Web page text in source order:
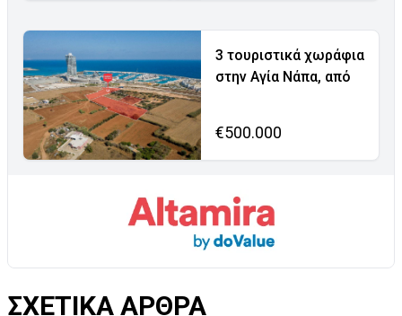
3 τουριστικά χωράφια
στην Αγία Νάπα, από
€500.000
ΣΧΕΤΙΚΑ ΑΡΘΡΑ